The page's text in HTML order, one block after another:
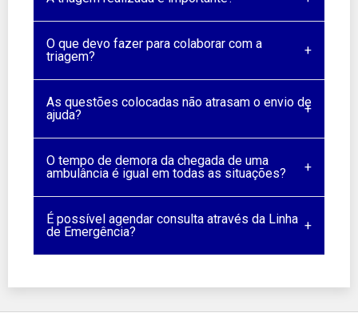
O que devo fazer para colaborar com a
triagem?
As questões colocadas não atrasam o envio de
ajuda?
O tempo de demora da chegada de uma
ambulância é igual em todas as situações?
É possível agendar consulta através da Linha
de Emergência?